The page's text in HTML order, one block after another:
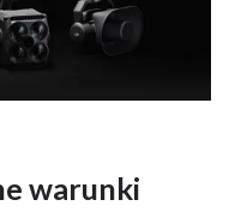
warunki